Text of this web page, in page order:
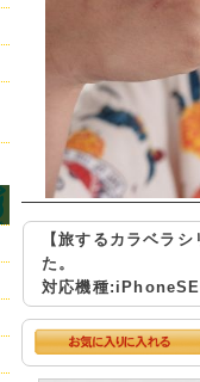
【旅するカラベラ
た。
対応機種